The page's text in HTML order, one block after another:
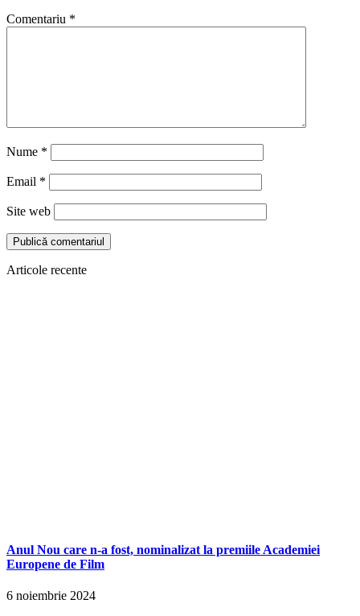
Comentariu *
Nume *
Email *
Site web
Articole recente
Anul Nou care n-a fost, nominalizat la premiile Academiei
Europene de Film
6 noiembrie 2024